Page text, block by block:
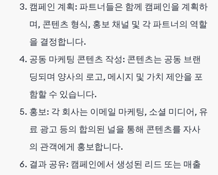
캠페인 계획: 파트너들은 함께 캠페인을 계획하
며, 콘텐츠 형식, 홍보 채널 및 각 파트너의 역할
을 결정합니다.
공동 마케팅 콘텐츠 작성: 콘텐츠는 공동 브랜
딩되며 양사의 로고, 메시지 및 가치 제안을 포
함할 수 있습니다.
홍보: 각 회사는 이메일 마케팅, 소셜 미디어, 유
료 광고 등의 합의된 널을 통해 콘텐츠를 자사
의 관객에게 홍보합니다.
결과 공유: 캠페인에서 생성된 리드 또는 매출